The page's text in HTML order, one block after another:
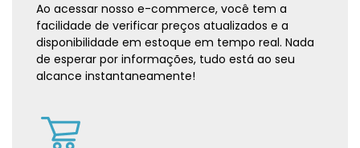
Ao acessar nosso e-commerce, você tem a
facilidade de verificar preços atualizados e a
disponibilidade em estoque em tempo real. Nada
de esperar por informações, tudo está ao seu
alcance instantaneamente!